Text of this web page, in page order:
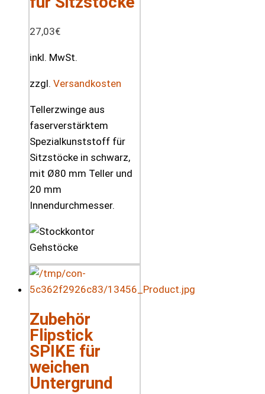
27,03€
inkl. MwSt.
zzgl. Versandkosten
Tellerzwinge aus
faserverstärktem
Spezialkunststoff für
Sitzstöcke in schwarz,
mit Ø80 mm Teller und
20 mm
Innendurchmesser.
Zubehör
Flipstick
SPIKE für
weichen
Untergrund